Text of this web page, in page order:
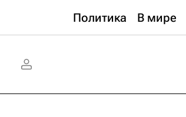
Политика В мире